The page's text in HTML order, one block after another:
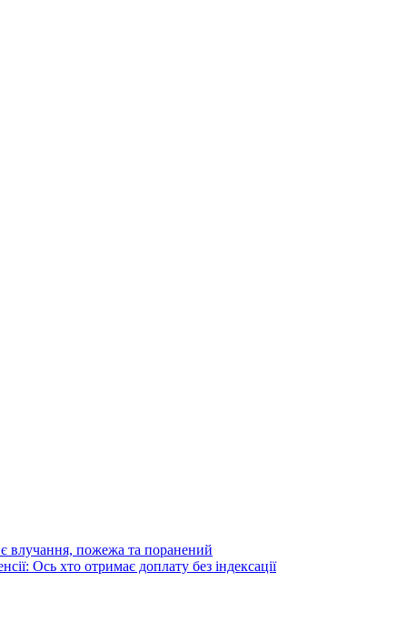
є влучання, пожежа та поранений
Ось хто отримає доплату без індексації